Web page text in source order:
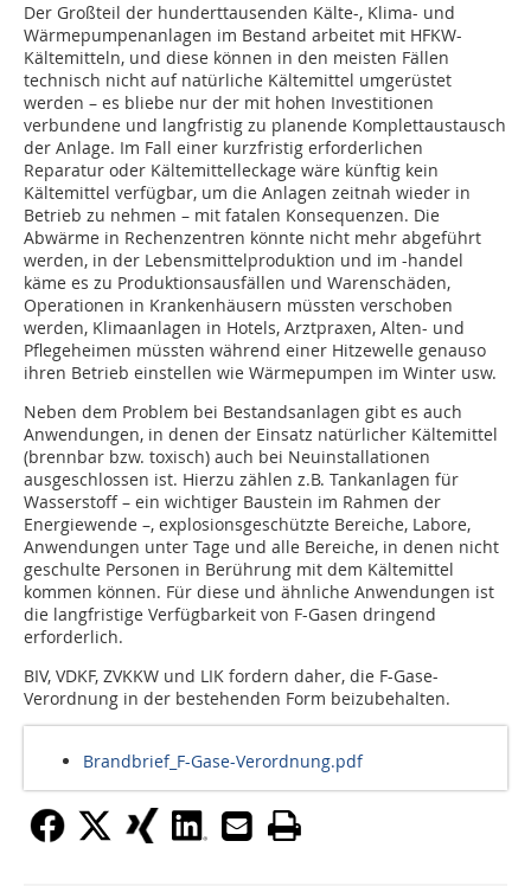
Der Großteil der hunderttausenden Kälte-, Klima- und
Wärmepumpenanlagen im Bestand arbeitet mit HFKW-
Kältemitteln, und diese können in den meisten Fällen
technisch nicht auf natürliche Kältemittel umgerüstet
werden – es bliebe nur der mit hohen Investitionen
verbundene und langfristig zu planende Komplettaustausch
der Anlage. Im Fall einer kurzfristig erforderlichen
Reparatur oder Kältemittelleckage wäre künftig kein
Kältemittel verfügbar, um die Anlagen zeitnah wieder in
Betrieb zu nehmen – mit fatalen Konsequenzen. Die
Abwärme in Rechenzentren könnte nicht mehr abgeführt
werden, in der Lebensmittelproduktion und im -handel
käme es zu Produktionsausfällen und Warenschäden,
Operationen in Krankenhäusern müssten verschoben
werden, Klimaanlagen in Hotels, Arztpraxen, Alten- und
Pflegeheimen müssten während einer Hitzewelle genauso
ihren Betrieb einstellen wie Wärmepumpen im Winter usw.
Neben dem Problem bei Bestandsanlagen gibt es auch
Anwendungen, in denen der Einsatz natürlicher Kältemittel
(brennbar bzw. toxisch) auch bei Neuinstallationen
ausgeschlossen ist. Hierzu zählen z.B. Tankanlagen für
Wasserstoff – ein wichtiger Baustein im Rahmen der
Energiewende –, explosionsgeschützte Bereiche, Labore,
Anwendungen unter Tage und alle Bereiche, in denen nicht
geschulte Personen in Berührung mit dem Kältemittel
kommen können. Für diese und ähnliche Anwendungen ist
die langfristige Verfügbarkeit von F-Gasen dringend
erforderlich.
BIV, VDKF, ZVKKW und LIK fordern daher, die F-Gase-
Verordnung in der bestehenden Form beizubehalten.
Brandbrief_F-Gase-Verordnung.pdf